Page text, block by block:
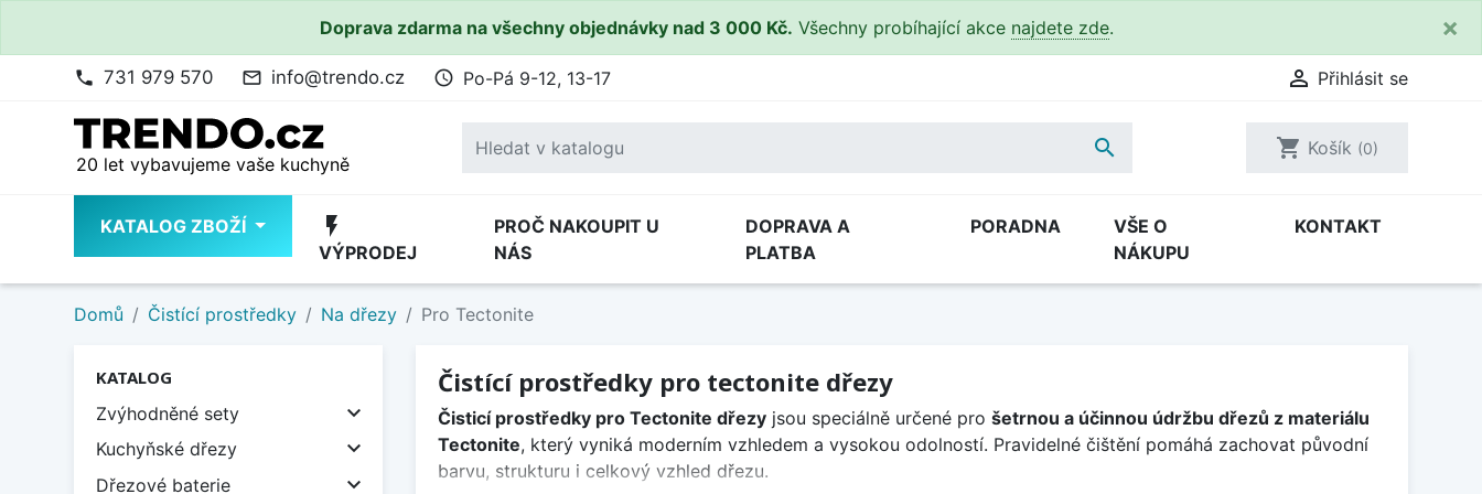
Doprava zdarma na všechny objednávky nad 3 000 Kč. Všechny probíhající akce najdete zde. ×
phone 731 979 570 mail_outline info@trendo.cz access_time Po-Pá 9-12, 13-17  Přihlásit se
20 let vybavujeme vaše kuchyně
 shopping_cart Košík (0)
KATALOG ZBOŽÍ flash_on
VÝPRODEJ
PROČ NAKOUPIT U
NÁS
DOPRAVA A
PLATBA
PORADNA
VŠE O
NÁKUPU
KONTAKT
Domů Čistící prostředky Na dřezy Pro Tectonite
KATALOG
Zvýhodněné sety

Kuchyňské dřezy 
Dřezové baterie 
Čistící prostředky pro tectonite dřezy
Čisticí prostředky pro Tectonite dřezy jsou speciálně určené pro šetrnou a účinnou údržbu dřezů z materiálu
Tectonite, který vyniká moderním vzhledem a vysokou odolností. Pravidelné čištění pomáhá zachovat původní
barvu, strukturu i celkový vzhled dřezu.